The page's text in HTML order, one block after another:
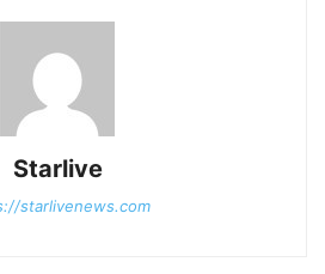
Starlive
starlivenews.com